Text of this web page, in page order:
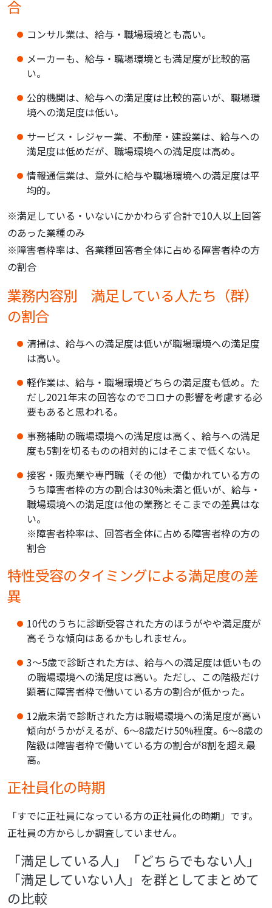
合
コンサル業は、給与・職場環境とも高い。
メーカーも、給与・職場環境とも満足度が比較的高
い。
公的機関は、給与への満足度は比較的高いが、職場環
境への満足度は低い。
サービス・レジャー業、不動産・建設業は、給与への
満足度は低めだが、職場環境への満足度は高め。
情報通信業は、意外に給与や職場環境への満足度は平
均的。
※満足している・いないにかかわらず合計で10人以上回答
のあった業種のみ
※障害者枠率は、各業種回答者全体に占める障害者枠の方
の割合
業務内容別 満足している人たち（群）
の割合
清掃は、給与への満足度は低いが職場環境への満足度
は高い。
軽作業は、給与・職場環境どちらの満足度も低め。 た
だし2021年末の回答なのでコロナの影響を考慮する必
要もあると思われる。
事務補助の職場環境への満足度は高く、給与への満足
度も5割を切るものの相対的にはそこまで低くない。
接客・販売業や専門職（その他）で働かれている方の
うち障害者枠の方の割合は30%未満と低いが、給与・
職場環境への満足度は他の業務とそこまでの差異はな
い。
※障害者枠率は、回答者全体に占める障害者枠の方の
割合
特性受容のタイミングによる満足度の差
異
10代のうちに診断受容された方のほうがやや満足度が
高そうな傾向はあるかもしれません。
3～5歳で診断された方は、給与への満足度は低いもの
の職場環境への満足度は高い。 ただし、この階級だけ
顕著に障害者枠で働いている方の割合が低かった。
12歳未満で診断された方は職場環境への満足度が高い
傾向がうかがえるが、6～8歳だけ50%程度。 6～8歳の
階級は障害者枠で働いている方の割合が8割を超え最
高。
正社員化の時期
「すでに正社員になっている方の正社員化の時期」です。
正社員の方からしか調査していません。
「満足している人」「どちらでもない人」
「満足していない人」を群としてまとめて
の比較